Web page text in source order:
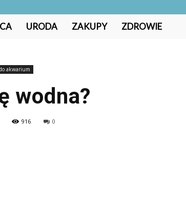
URODA ZAKUPY ZDROWIE
akwarium
wodna?
916 0